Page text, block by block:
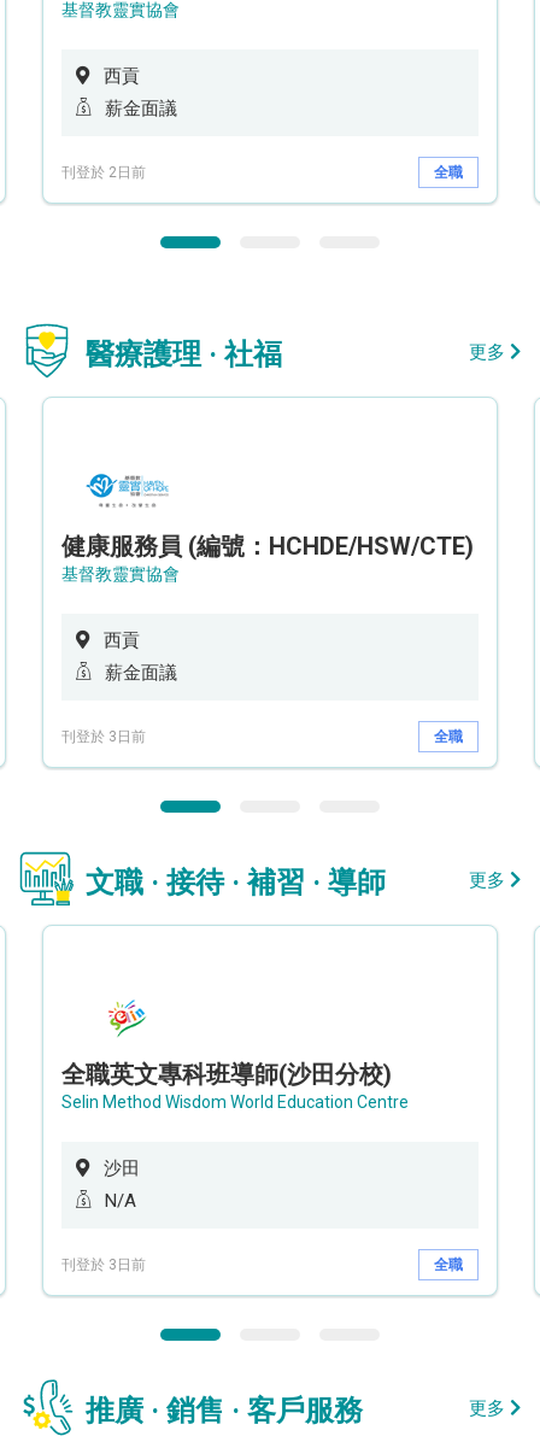
基督教靈實協會
西貢
薪金面議
刊登於 2日前 全職
醫療護理 · 社福 更多
健康服務員 (編號：HCHDE/HSW/CTE)
基督教靈實協會
西貢
薪金面議
刊登於 3日前 全職
文職 · 接待 · 補習 · 導師 更多
全職英文專科班導師(沙田分校)
Selin Method Wisdom World Education Centre
沙田
N/A
刊登於 3日前 全職
推廣 · 銷售 · 客戶服務 更多